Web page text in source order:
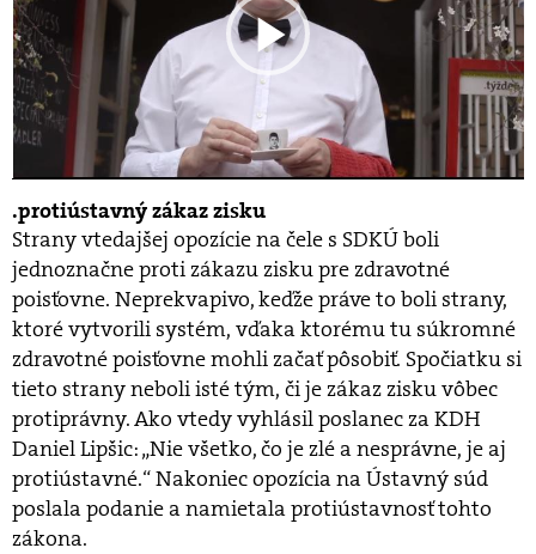
protiústavný zákaz zisku
Strany vtedajšej opozície na čele s SDKÚ boli
jednoznačne proti zákazu zisku pre zdravotné
poisťovne. Neprekvapivo, keďže práve to boli strany,
ktoré vytvorili systém, vďaka ktorému tu súkromné
zdravotné poisťovne mohli začať pôsobiť. Spočiatku si
tieto strany neboli isté tým, či je zákaz zisku vôbec
protiprávny. Ako vtedy vyhlásil poslanec za KDH
Daniel Lipšic: „Nie všetko, čo je zlé a nesprávne, je aj
protiústavné.“ Nakoniec opozícia na Ústavný súd
poslala podanie a namietala protiústavnosť tohto
zákona.